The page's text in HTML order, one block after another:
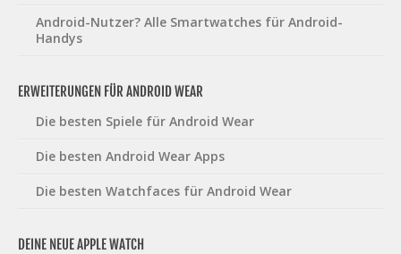
Android-Nutzer? Alle Smartwatches für Android-
Handys
ERWEITERUNGEN FÜR ANDROID WEAR
Die besten Spiele für Android Wear
Die besten Android Wear Apps
Die besten Watchfaces für Android Wear
DEINE NEUE APPLE WATCH